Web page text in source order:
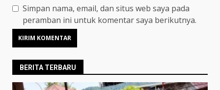
Simpan nama, email, dan situs web saya pada
peramban ini untuk komentar saya berikutnya.
BERITA TERBARU